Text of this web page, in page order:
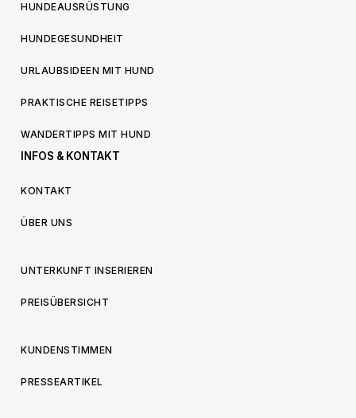
HUNDEAUSRÜSTUNG
HUNDEGESUNDHEIT
URLAUBSIDEEN MIT HUND
PRAKTISCHE REISETIPPS
WANDERTIPPS MIT HUND
INFOS & KONTAKT
KONTAKT
ÜBER UNS
UNTERKUNFT INSERIEREN
PREISÜBERSICHT
KUNDENSTIMMEN
PRESSEARTIKEL